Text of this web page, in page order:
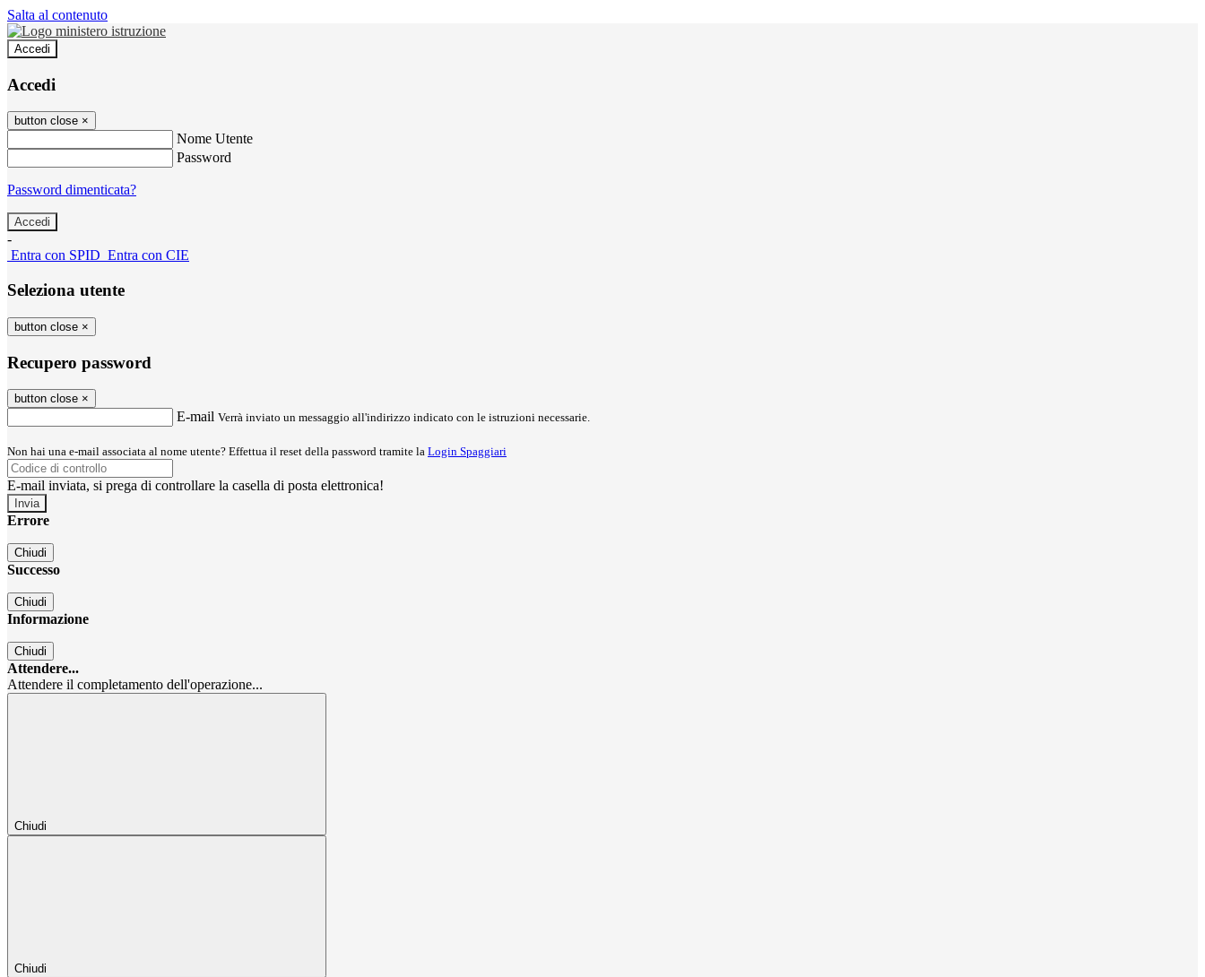
Salta al contenuto
Accedi
Accedi
button close ×
Nome Utente
Password
Password dimenticata?
-
Entra con SPID Entra con CIE
Seleziona utente
button close ×
Recupero password
button close ×
E-mail Verrà inviato un messaggio all'indirizzo indicato con le istruzioni necessarie.
Non hai una e-mail associata al nome utente? Effettua il reset della password tramite la Login Spaggiari
E-mail inviata, si prega di controllare la casella di posta elettronica!
Errore
Chiudi
Successo
Chiudi
Informazione
Chiudi
Attendere...
Attendere il completamento dell'operazione...
Chiudi
Chiudi